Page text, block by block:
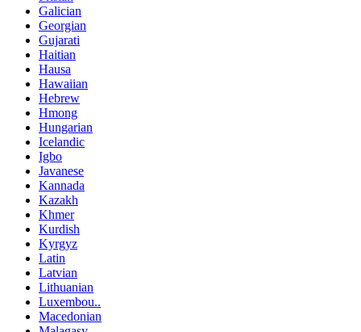
Galician
Georgian
Gujarati
Haitian
Hausa
Hawaiian
Hebrew
Hmong
Hungarian
Icelandic
Igbo
Javanese
Kannada
Kazakh
Khmer
Kurdish
Kyrgyz
Latin
Latvian
Lithuanian
Luxembou..
Macedonian